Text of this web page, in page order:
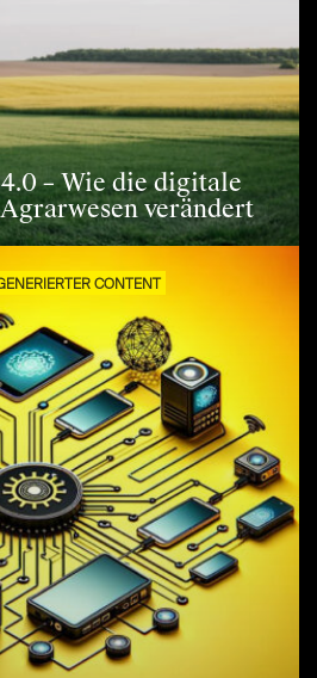
– Wie die digitale
verändert
CONTENT